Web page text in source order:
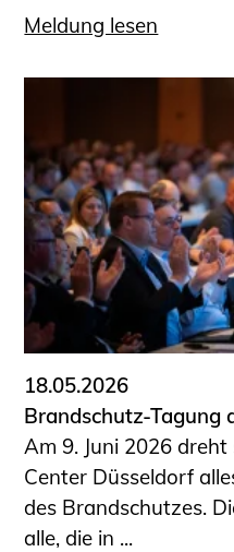
Meldung lesen
18.05.2026
Brandschutz-Tagung
Am 9. Juni 2026
Center Düsseldorf
des Brandschutzes.
alle, die in ...